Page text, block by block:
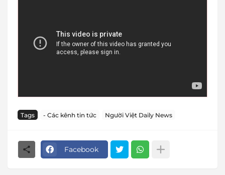
Tags - Các kênh tin tức Người Việt Daily News
Facebook